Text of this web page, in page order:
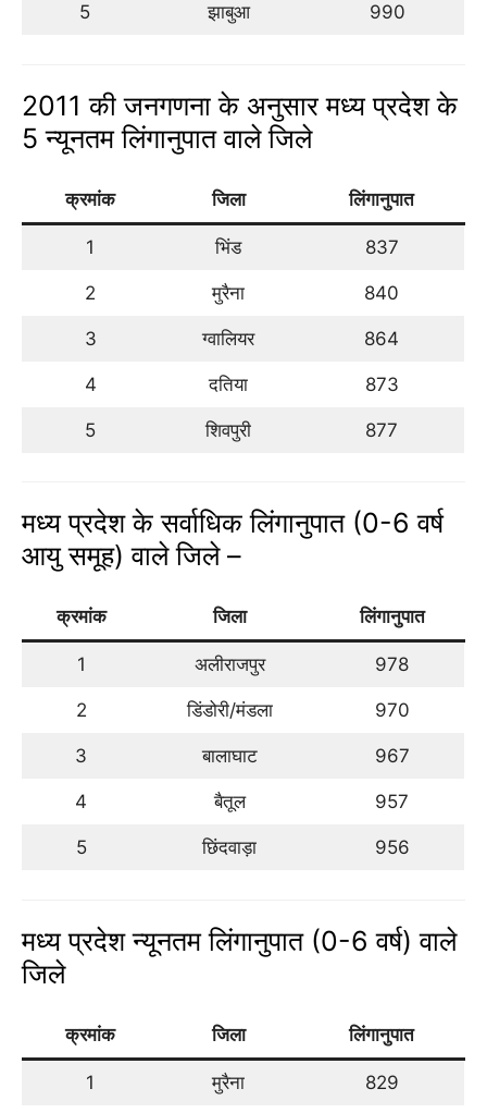
5 झाबुआ 990
2011 की जनगणना के अनुसार मध्य प्रदेश के
5 न्यूनतम लिंगानुपात वाले जिले
क्रमांक जिला लिंगानुपात
1 भिंड 837
2 मुरैना 840
3 ग्वालियर 864
4 दतिया 873
5 शिवपुरी 877
मध्य प्रदेश के सर्वाधिक लिंगानुपात (0-6 वर्ष
आयु समूह) वाले जिले –
क्रमांक जिला लिंगानुपात
1 अलीराजपुर 978
2 डिंडोरी/मंडला 970
3 बालाघाट 967
4 बैतूल 957
5 छिंदवाड़ा 956
मध्य प्रदेश न्यूनतम लिंगानुपात (0-6 वर्ष) वाले
जिले
क्रमांक जिला लिंगानुपात
1 मुरैना 829